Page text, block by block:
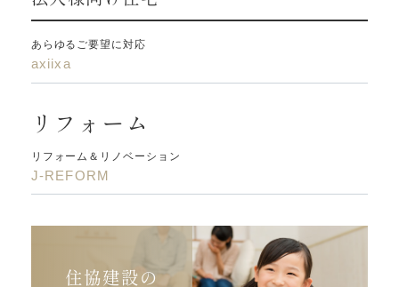
あらゆるご要望に対応
axiixa
リフォーム
リフォーム＆リノベーション
J-REFORM
住協建設の